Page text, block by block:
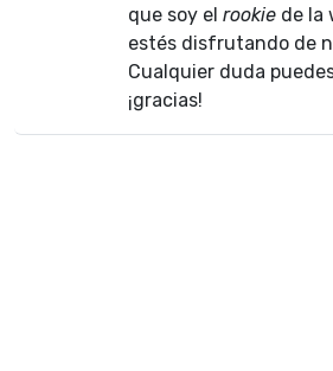
que soy el rookie de la
estés disfrutando de
Cualquier duda
¡gracias!